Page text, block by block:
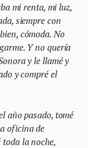
mi renta, mi luz,
siempre con
cómoda. No
Y no quería
y le llamé y
y compré el
año pasado, tomé
oficina de
la noche,